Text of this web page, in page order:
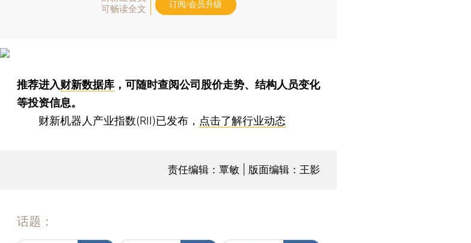
可畅读全文
订阅/会员升级
推荐进入财新数据库 ，可随时查阅公司股价走势、结构人员变化
等投资信息。
财新机器人产业指数(RII)已发布， 点击了解行业动态
责任编辑：覃敏 | 版面编辑：王影
话题：